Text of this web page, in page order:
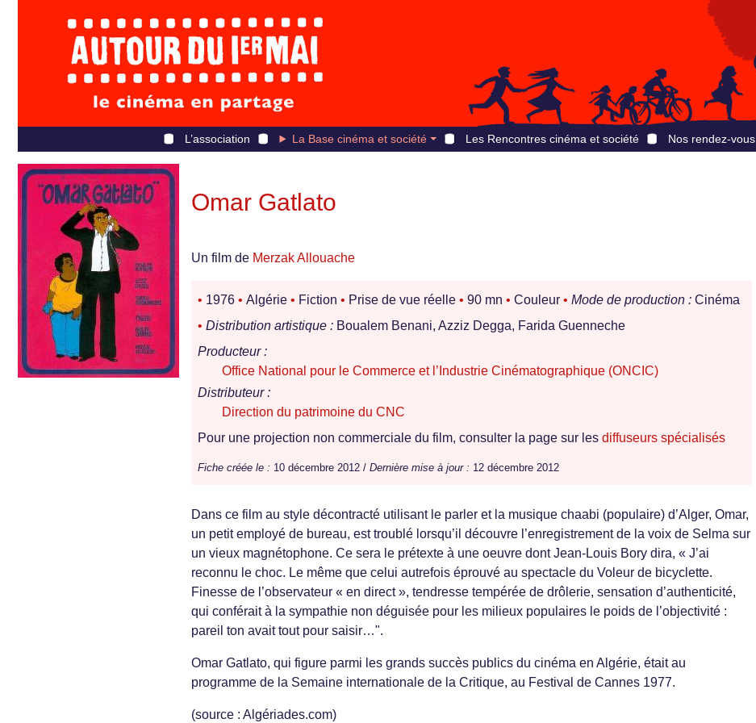
L’association La Base cinéma et société Les Rencontres cinéma et société Nos rendez-vous
Omar Gatlato
Un film de Merzak Allouache
• 1976 • Algérie • Fiction • Prise de vue réelle • 90 mn • Couleur • Mode de production : Cinéma
• Distribution artistique : Boualem Benani, Azziz Degga, Farida Guenneche
Producteur :
Office National pour le Commerce et l’Industrie Cinématographique (ONCIC)
Distributeur :
Direction du patrimoine du CNC
Pour une projection non commerciale du film, consulter la page sur les diffuseurs spécialisés
Fiche créée le : 10 décembre 2012 / Dernière mise à jour : 12 décembre 2012
Dans ce film au style décontracté utilisant le parler et la musique chaabi (populaire) d’Alger, Omar,
un petit employé de bureau, est troublé lorsqu’il découvre l’enregistrement de la voix de Selma sur
un vieux magnétophone. Ce sera le prétexte à une oeuvre dont Jean-Louis Bory dira, « J’ai
reconnu le choc. Le même que celui autrefois éprouvé au spectacle du Voleur de bicyclette.
Finesse de l’observateur « en direct », tendresse tempérée de drôlerie, sensation d’authenticité,
qui conférait à la sympathie non déguisée pour les milieux populaires le poids de l’objectivité :
pareil ton avait tout pour saisir…".
Omar Gatlato, qui figure parmi les grands succès publics du cinéma en Algérie, était au
programme de la Semaine internationale de la Critique, au Festival de Cannes 1977.
(source : Algériades.com)